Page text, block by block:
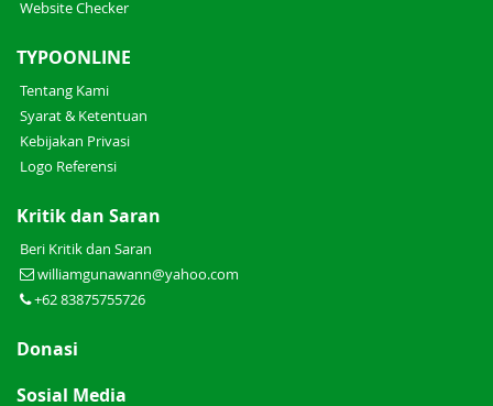
Website Checker
TYPOONLINE
Tentang Kami
Syarat & Ketentuan
Kebijakan Privasi
Logo Referensi
Kritik dan Saran
Beri Kritik dan Saran
williamgunawann@yahoo.com
+62 83875755726
Donasi
Sosial Media